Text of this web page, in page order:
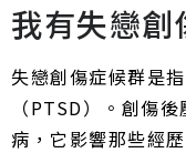
我有失戀創
失戀創傷症候群是
（PTSD）。創傷
病，它影響那些經